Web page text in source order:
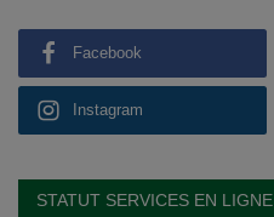
Facebook
Instagram
STATUT SERVICES EN LIGNE